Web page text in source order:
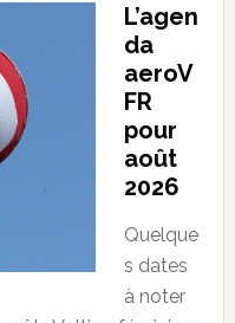
L’agen
da
aeroV
FR
pour
août
2026
Quelque
s dates
à noter